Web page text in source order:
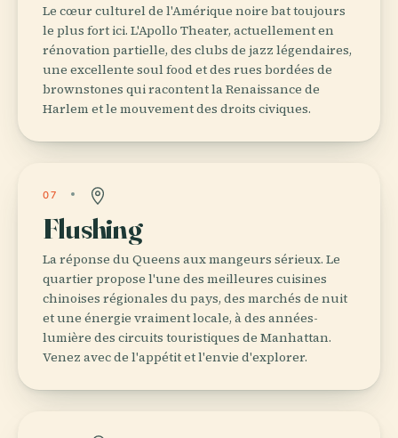
Le cœur culturel de l'Amérique noire bat toujours
le plus fort ici. L'Apollo Theater, actuellement en
rénovation partielle, des clubs de jazz légendaires,
une excellente soul food et des rues bordées de
brownstones qui racontent la Renaissance de
Harlem et le mouvement des droits civiques.
07
Flushing
La réponse du Queens aux mangeurs sérieux. Le
quartier propose l'une des meilleures cuisines
chinoises régionales du pays, des marchés de nuit
et une énergie vraiment locale, à des années-
lumière des circuits touristiques de Manhattan.
Venez avec de l'appétit et l'envie d'explorer.